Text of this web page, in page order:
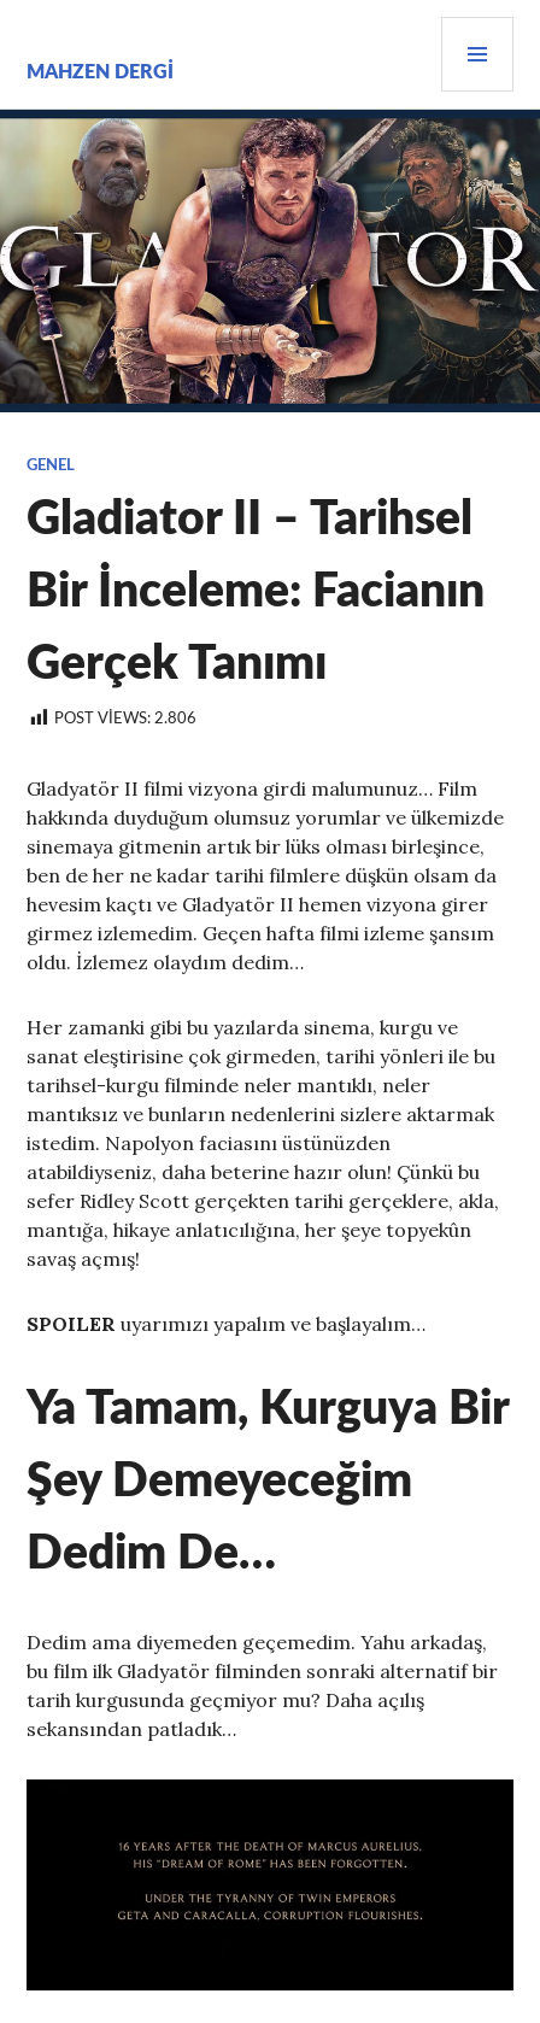
MAHZEN DERGI
GENEL
Gladiator II – Tarihsel
Bir İnceleme: Facianın
Gerçek Tanımı
POST VIEWS: 2.806
Gladyatör II filmi vizyona girdi malumunuz… Film
hakkında duyduğum olumsuz yorumlar ve ülkemizde
sinemaya gitmenin artık bir lüks olması birleşince,
ben de her ne kadar tarihi filmlere düşkün olsam da
hevesim kaçtı ve Gladyatör II hemen vizyona girer
girmez izlemedim. Geçen hafta filmi izleme şansım
oldu. İzlemez olaydım dedim…
Her zamanki gibi bu yazılarda sinema, kurgu ve
sanat eleştirisine çok girmeden, tarihi yönleri ile bu
tarihsel-kurgu filminde neler mantıklı, neler
mantıksız ve bunların nedenlerini sizlere aktarmak
istedim. Napolyon faciasını üstünüzden
atabildiyseniz, daha beterine hazır olun! Çünkü bu
sefer Ridley Scott gerçekten tarihi gerçeklere, akla,
mantığa, hikaye anlatıcılığına, her şeye topyekûn
savaş açmış!
SPOILERuyarımızı yapalım ve başlayalım…
Ya Tamam, Kurguya Bir
Şey Demeyeceğim
Dedim De…
Dedim ama diyemeden geçemedim. Yahu arkadaş,
bu film ilk Gladyatör filminden sonraki alternatif bir
tarih kurgusunda geçmiyor mu? Daha açılış
sekansından patladık…